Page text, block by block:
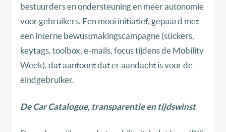
bestuurders en ondersteuning en meer autonomie
voor gebruikers. Een mooi initiatief, gepaard met
een interne bewustmakingscampagne (stickers,
keytags, toolbox, e-mails, focus tijdens de Mobility
Week), dat aantoont dat er aandacht is voor de
eindgebruiker.
De Car Catalogue, transparentie en tijdswinst